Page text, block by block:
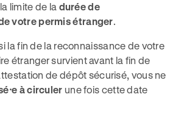
limite de la durée de
votre permis étranger.
la fin de la reconnaissance de votre
étranger survient avant la fin de
de dépôt sécurisé, vous ne
à circuler une fois cette date